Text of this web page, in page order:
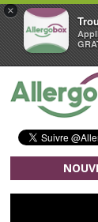
×
Aller au contenu